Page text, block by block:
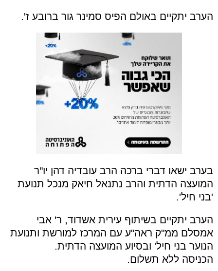
הערב יתקיים באולם הפיס סמינר גור ברובע ז'.
בערב ישאו דברי ברכה הרב עובדיה דהן יו"ר
המועצה הדתית והרב נתנאל חיאק מנכל תנועת
'בני חיל'.
הערב יתקיים בשיתוף עירית אשדוד, ר' אבי
אמסלם ממ"ק ראה"ע עם המרכז למורשת ותנועת
הנוער בני חיל' ובסיוע המועצה הדתית.
הכניסה ללא תשלום.